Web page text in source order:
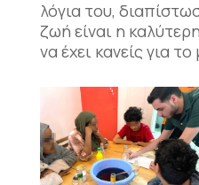
λόγια του,
ζωή είναι η
να έχει κανείς για το